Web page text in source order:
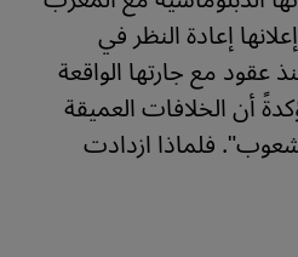
إعادة النظر في
عقود مع جارتها الواقعة
أن الخلافات العميقة
فلماذا ازدادت